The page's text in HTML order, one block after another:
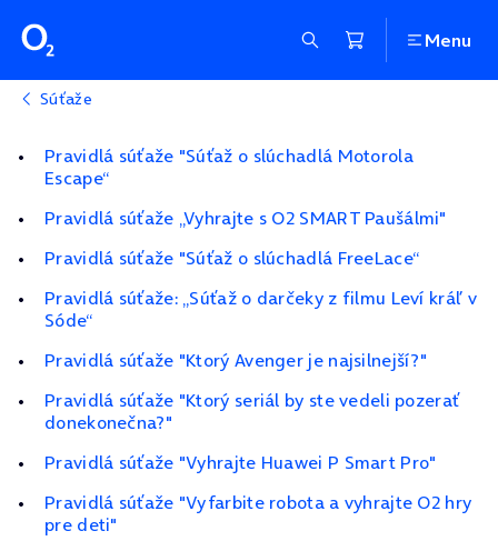
Menu
Súťaže
Pravidlá súťaže "Súťaž o slúchadlá Motorola
Escape“
Pravidlá súťaže „Vyhrajte s O2 SMART Paušálmi"
Pravidlá súťaže "Súťaž o slúchadlá FreeLace“
Pravidlá súťaže: „Súťaž o darčeky z filmu Leví kráľ v
Sóde“
Pravidlá súťaže "Ktorý Avenger je najsilnejší?"
Pravidlá súťaže "Ktorý seriál by ste vedeli pozerať
donekonečna?"
Pravidlá súťaže "Vyhrajte Huawei P Smart Pro"
Pravidlá súťaže "Vyfarbite robota a vyhrajte O2 hry
pre deti"